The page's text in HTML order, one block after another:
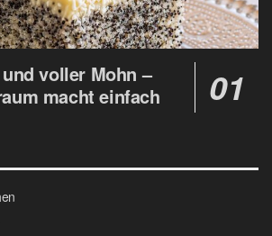
voller Mohn –
macht einfach